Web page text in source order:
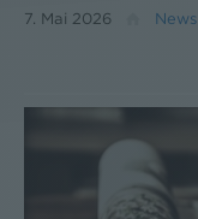
7. Mai 2026 News